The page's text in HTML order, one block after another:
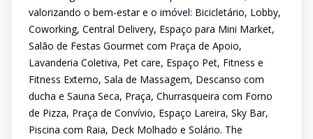
valorizando o bem-estar e o imóvel: Bicicletário, Lobby,
Coworking, Central Delivery, Espaço para Mini Market,
Salão de Festas Gourmet com Praça de Apoio,
Lavanderia Coletiva, Pet care, Espaço Pet, Fitness e
Fitness Externo, Sala de Massagem, Descanso com
ducha e Sauna Seca, Praça, Churrasqueira com Forno
de Pizza, Praça de Convívio, Espaço Lareira, Sky Bar,
Piscina com Raia, Deck Molhado e Solário. The